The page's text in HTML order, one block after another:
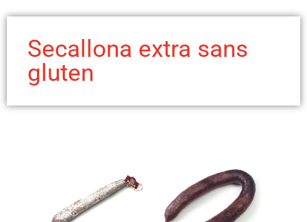
Secallona extra sans
gluten